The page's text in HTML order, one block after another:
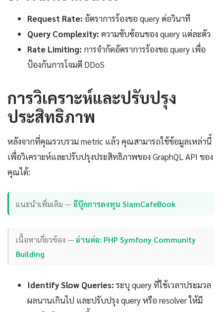
Request Rate: อัตราการร้องขอ query ต่อวินาที
Query Complexity: ความซับซ้อนของ query แต่ละตัว
Rate Limiting: การจำกัดอัตราการร้องขอ query เพื่อ
ป้องกันการโจมตี DDoS
การวิเคราะห์และปรับปรุง
ประสิทธิภาพ
หลังจากที่คุณรวบรวม metric แล้ว คุณสามารถใช้ข้อมูลเหล่านี้
เพื่อวิเคราะห์และปรับปรุงประสิทธิภาพของ GraphQL API ของ
คุณได้:
แนะนำเพิ่มเติม —อีบุ๊กการลงทุน SiamCafeBook
เนื้อหาเกี่ยวข้อง —อ่านต่อ: PHP Symfony Community
Building
Identify Slow Queries: ระบุ query ที่ใช้เวลาประมวล
ผลนานเกินไป และปรับปรุง query หรือ resolver ให้มี